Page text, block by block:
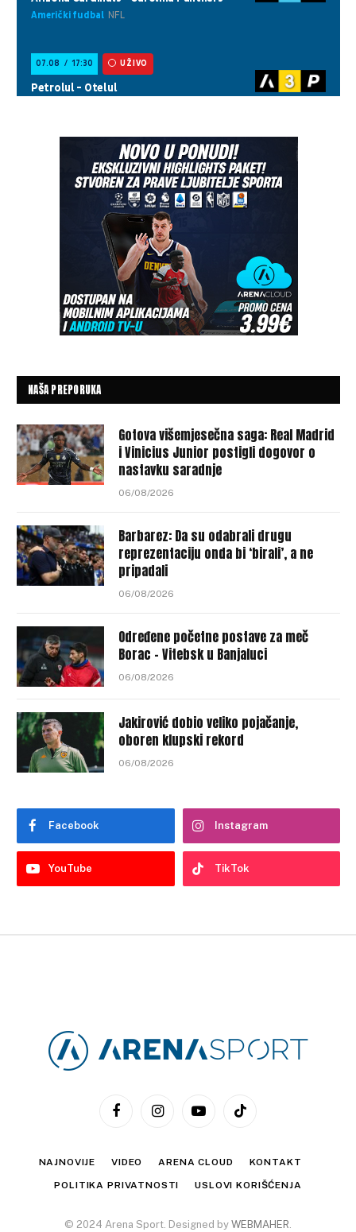
NAŠA PREPORUKA
Gotova višemjesečna saga: Real Madrid
i Vinicius Junior postigli dogovor o
nastavku saradnje
06/08/2026
Barbarez: Da su odabrali drugu
reprezentaciju onda bi ‘birali’, a ne
pripadali
06/08/2026
Određene početne postave za meč
Borac – Vitebsk u Banjaluci
06/08/2026
Jakirović dobio veliko pojačanje,
oboren klupski rekord
06/08/2026
Facebook Instagram
YouTube TikTok
FacebookInstagramYouTubeTikTok
NAJNOVIJE VIDEO ARENA CLOUD KONTAKT
POLITIKA PRIVATNOSTI USLOVI KORIŠĆENJA
© 2024 Arena Sport. Designed by WEBMAHER.